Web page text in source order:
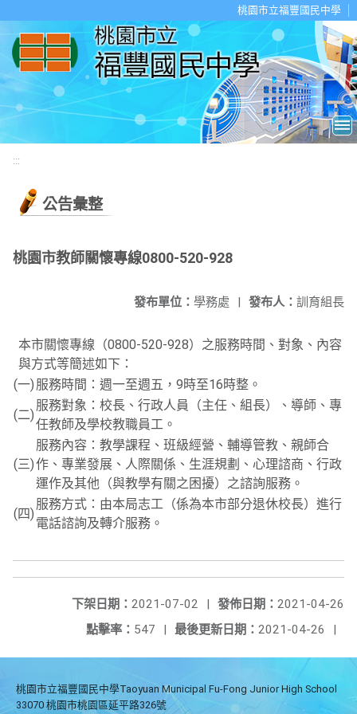
桃園市立福豐國民中學
:::
公告彙整
桃園市教師關懷專線0800-520-928
發布人： 訓育組長
發布單位： 學務處 |
本市關懷專線（0800-520-928）之服務時間、對象、內容
與方式等簡述如下：
(一) 服務時間：週一至週五，9時至16時整。
(二)
服務對象：校長、行政人員（主任、組長）、導師、專
任教師及學校教職員工。
(三)
服務內容：教學課程、班級經營、輔導管教、親師合
作、專業發展、人際關係、生涯規劃、心理諮商、行政
運作及其他（與教學有關之困擾）之諮詢服務。
(四)
服務方式：由本局志工（係為本市部分退休校長）進行
電話諮詢及轉介服務。
發佈日期： 2021-04-26
下架日期： 2021-07-02
|
最後更新日期： 2021-04-26 |
點擊率： 547 |
桃園市立福豐國民中學Taoyuan Municipal Fu-Fong Junior High School
33070 桃園市桃園區延平路326號